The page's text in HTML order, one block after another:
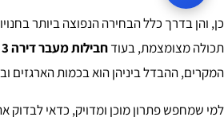
כן, והן בדרך כלל הבחירה הנפוצה ביותר
תכולה מצומצמת, בעודחבילות מעבר דירה 3 חדרים
המקרים, ההבדל ביניהן הוא בכמות הארגזים
למי שמחפש פתרון מוכן ומדויק, כדאי לבדוק